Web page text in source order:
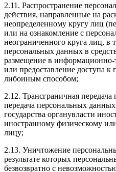
2.11. Распространение
действия, направленные на
неопределенному кругу лиц
или на ознакомление с
неограниченного круга лиц, в
персональных данных в
размещение в
или предоставление доступа
либоиным способом;
2.12. Трансграничная
передача персональных
государства органувласти
иностранному физическому
лицу;
2.13. Уничтожение
результате которых
безвозвратно с